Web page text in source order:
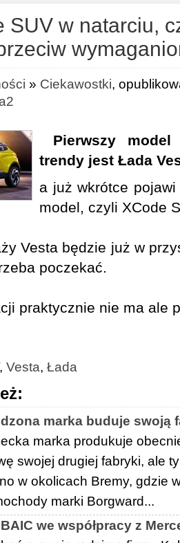
SUV w natarciu,
» Ciekawostki,
Pierwszy
trendy jest Łada
a już wkrótce
model, czyli XCode
Vesta będzie już w
poczekać.
praktycznie nie ma ale
, Vesta, Łada
marka buduje swoją
marka produkuje
swojej drugiej fabryki, ale
w okolicach Bremy, gdzie
marki Borgward...
we współpracy z